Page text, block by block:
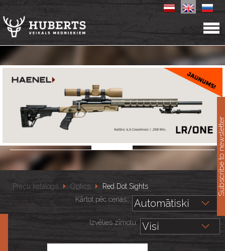
Preču katalogs Optics
Red Dot Sights
Kārtot pēc cenas::
Izvēlies zīmolu:
Subscribe